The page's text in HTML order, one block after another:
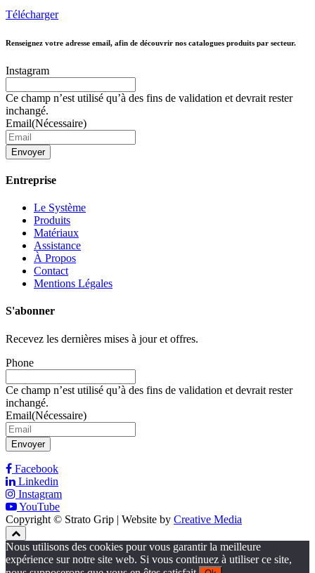
Télécharger
Renseignez votre adresse email, afin de découvrir nos catalogues produits par secteur.
Instagram
Ce champ n’est utilisé qu’à des fins de validation et devrait rester
inchangé.
Email(Nécessaire)
Envoyer
Entreprise
Le Système
Produits
Matériaux
Assistance
À Propos
Contact
Mentions Légales
S'abonner
Recevez les dernières mises à jour et offres.
Phone
Ce champ n’est utilisé qu’à des fins de validation et devrait rester
inchangé.
Email(Nécessaire)
Envoyer
Facebook
Linkedin
Instagram
YouTube
Copyright © Strato Grip | Website by Creative Media
Nous utilisons des cookies pour vous garantir la meilleure
expérience sur notre site web. Si vous continuez à utiliser ce site,